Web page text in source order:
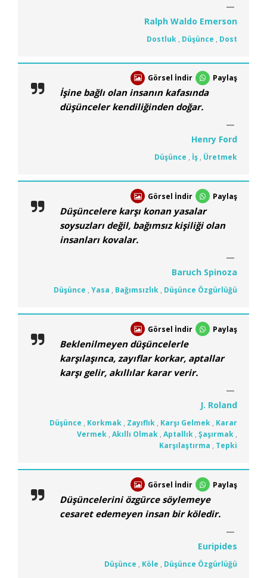
Ralph Waldo Emerson
Dostluk , Düşünce , Dost
Görsel İndir Paylaş
İşine bağlı olan insanın kafasında
düşünceler kendiliğinden doğar.
Henry Ford
Düşünce , İş , Üretmek
Görsel İndir Paylaş
Düşüncelere karşı konan yasalar
soysuzları değil, bağımsız kişiliği olan
insanları kovalar.
Baruch Spinoza
Düşünce , Yasa , Bağımsızlık , Düşünce Özgürlüğü
Görsel İndir Paylaş
Beklenilmeyen düşüncelerle
karşılaşınca, zayıflar korkar, aptallar
karşı gelir, akıllılar karar verir.
J. Roland
Düşünce , Korkmak , Zayıflık , Karşı Gelmek , Karar
Vermek , Akıllı Olmak , Aptallık , Şaşırmak ,
Karşılaştırma , Tepki
Görsel İndir Paylaş
Düşüncelerini özgürce söylemeye
cesaret edemeyen insan bir köledir.
Euripides
Düşünce , Köle , Düşünce Özgürlüğü